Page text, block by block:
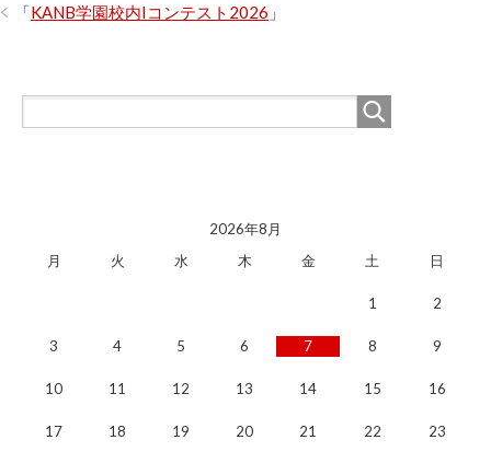
「KANB学園校内Iコンテスト2026 」
2026年8月
月
火 水 木 金 土 日
1 2
3 4 5 6 7 8 9
10 11 12 13 14 15 16
17 18 19 20 21 22 23